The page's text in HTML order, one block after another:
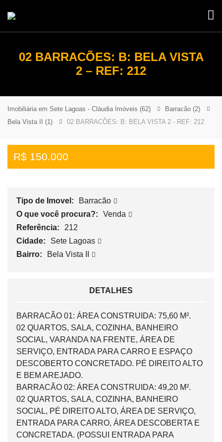
02 BARRACÕES: B: BELA VISTA
2 – REF: 212
Imobiliária em Sete Lagoas - Cláudia Imóveis (62) Barracão (2)
Bela Vista II (1) 02 BARRACÕES: B: BELA VISTA 2 - REF: 212
R$ 150.000
Tipo de Imovel:
Barracão
O que você procura?:
Venda
Referência:
212
Cidade:
Sete Lagoas
Bairro:
Bela Vista II
DETALHES
BARRACÃO 01: ÁREA CONSTRUIDA: 75,60 M².
02 QUARTOS, SALA, COZINHA, BANHEIRO
SOCIAL, VARANDA NA FRENTE, ÁREA DE
SERVIÇO, ENTRADA PARA CARRO E ESPAÇO
DESCOBERTO CONCRETADO. PÉ DIREITO ALTO
E BEM AREJADO.
BARRACÃO 02: ÁREA CONSTRUIDA: 49,20 M².
02 QUARTOS, SALA, COZINHA, BANHEIRO
SOCIAL, PÉ DIREITO ALTO, ÁREA DE SERVIÇO,
ENTRADA PARA CARRO, ÁREA DESCOBERTA E
CONCRETADA. (POSSUI ENTRADA PARA